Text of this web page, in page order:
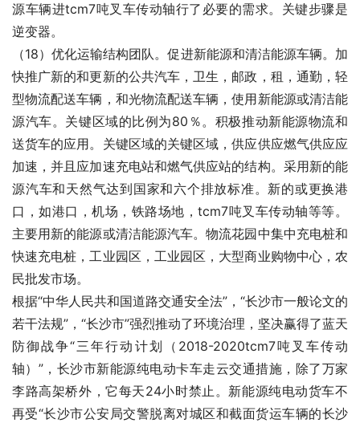
源车辆进tcm7吨叉车传动轴行了必要的需求。关键步骤是
逆变器。
（18）优化运输结构团队。促进新能源和清洁能源车辆。加
快推广新的和更新的公共汽车，卫生，邮政，租，通勤，轻
型物流配送车辆，和光物流配送车辆，使用新能源或清洁能
源汽车。关键区域的比例为80％。积极推动新能源物流和
送货车的应用。关键区域的关键区域，供应供应燃气供应应
加速，并且应加速充电站和燃气供应站的结构。采用新的能
源汽车和天然气达到国家和六个排放标准。新的或更换港
口，如港口，机场，铁路场地，tcm7吨叉车传动轴等等。
主要用新的能源或清洁能源汽车。物流花园中集中充电桩和
快速充电桩，工业园区，工业园区，大型商业购物中心，农
民批发市场。
根据“中华人民共和国道路交通安全法”，“长沙市一般论文的
若干法规”，“长沙市”强烈推动了环境治理，坚决赢得了蓝天
防御战争“三年行动计划（2018-2020tcm7吨叉车传动
轴）”，长沙市新能源纯电动卡车走云交通措施，除了万家
李路高架桥外，它每天24小时禁止。新能源纯电动货车不
再受“长沙市公安局交警脱离对城区和截面货运车辆的长沙